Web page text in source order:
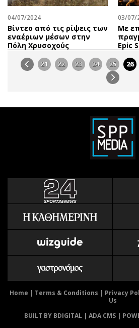
04/07/2024
Βίντεο από τις ρίψεις των
εναέριων μέσων στην
Πόλη Χρυσοχούς
03/07/
Με
Epic
21 22 23 24 25 26
Home | Terms & Conditions | Privacy
Us
BUILT BY BDIGITAL | ADA CMS |